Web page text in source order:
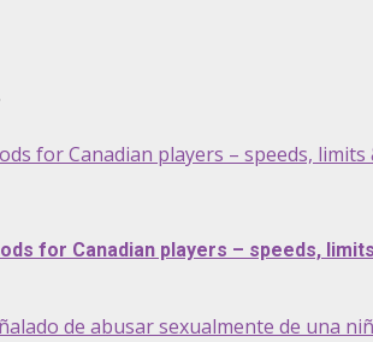
for Canadian players – speeds,
for Canadian players – speeds,
de abusar sexualmente de una